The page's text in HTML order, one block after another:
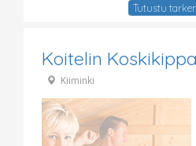
Tutustu
Koitelin
Kiiminki